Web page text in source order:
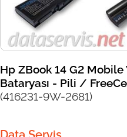
Hp ZBook 14 G2
Bataryası - Pili /
(416231-9W-2681)